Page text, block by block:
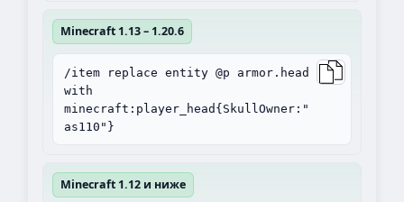
Minecraft 1.13 – 1.20.6
/item replace entity @p armor.head
with
minecraft:player_head{SkullOwner:"
as110"}
Minecraft 1.12 и ниже